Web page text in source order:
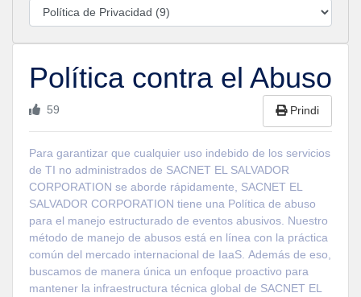
Política contra el Abuso
Prindi
59
Para garantizar que cualquier uso indebido de los servicios
de TI no administrados de SACNET EL SALVADOR
CORPORATION se aborde rápidamente, SACNET EL
SALVADOR CORPORATION tiene una Política de abuso
para el manejo estructurado de eventos abusivos. Nuestro
método de manejo de abusos está en línea con la práctica
común del mercado internacional de IaaS. Además de eso,
buscamos de manera única un enfoque proactivo para
mantener la infraestructura técnica global de SACNET EL